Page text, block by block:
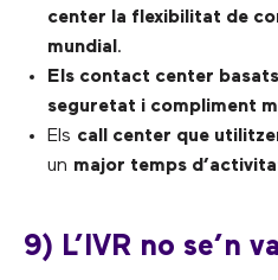
center la flexibilitat de
mundial.
Els contact center
seguretat i compliment
Els call center que
un major temps
9) L’IVR no se’n